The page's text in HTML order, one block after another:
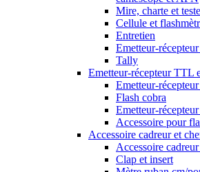
Mire, charte et
Cellule et
Entretien
Emetteur-
Tally
Emetteur-récepteur TTL
Emetteur-
Flash cobra
Emetteur-
Accessoire pour
Accessoire cadreur et
Accessoire
Clap et insert